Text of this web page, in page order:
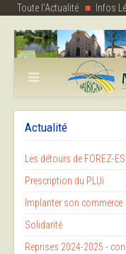
Toute l'Actualité Infos
Actualité
Les détours de FOREZ-
Prescription du PLUi
Implanter son commerce
Solidarité
Reprises 2024-2025 -